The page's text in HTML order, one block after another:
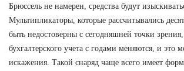
Брюссель не намерен, средства будут
Мультипликаторы, которые рассчитывались
быть недостоверны с сегодняшней точки
бухгалтерского учета с годами меняются, и это
искажения. Такой снаряд чаще всего имеет